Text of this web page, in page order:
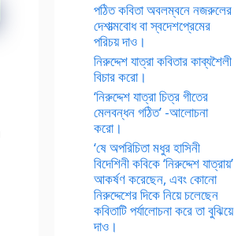
পঠিত কবিতা অবলম্বনে নজরুলের
দেশাত্মবোধ বা স্বদেশপ্রেমের
পরিচয় দাও।
নিরুদ্দেশ যাত্রা কবিতার কাব্যশৈলী
বিচার করো।
‘নিরুদ্দেশ যাত্রা চিত্র গীতের
মেলবন্ধন গঠিত’ -আলোচনা
করো।
‘ষে অপরিচিতা মধুর হাসিনী
বিদেশিনী কবিকে ‘নিরুদ্দেশ যাত্রায়’
আকর্ষণ করেছেন, এবং কোনো
নিরুদ্দেশের দিকে নিয়ে চলেছেন
কবিতাটি পর্যালোচনা করে তা বুঝিয়ে
দাও।